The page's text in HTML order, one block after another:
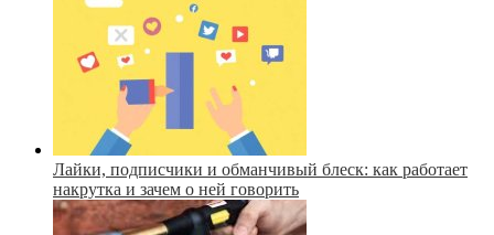
Лайки, подписчики и обманчивый блеск: как работает
накрутка и зачем о ней говорить